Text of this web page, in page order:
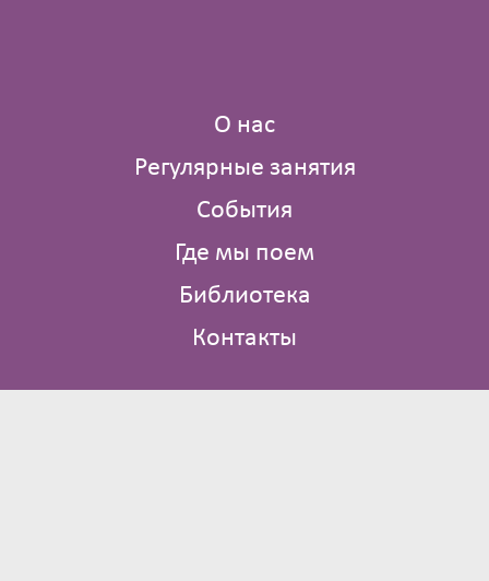
О нас
Регулярные занятия
События
Где мы поем
Библиотека
Контакты